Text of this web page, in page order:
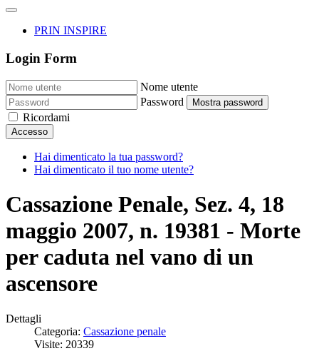
PRIN INSPIRE
Login Form
Nome utente
Password
Mostra password
Ricordami
Accesso
Hai dimenticato la tua password?
Hai dimenticato il tuo nome utente?
Cassazione Penale, Sez. 4, 18
maggio 2007, n. 19381 - Morte
per caduta nel vano di un
ascensore
Dettagli
Categoria: Cassazione penale
Visite: 20339